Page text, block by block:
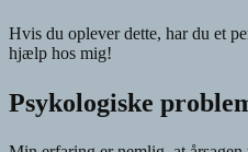
Hvis du oplever dette, har du et
hjælp hos mig!
Psykologiske